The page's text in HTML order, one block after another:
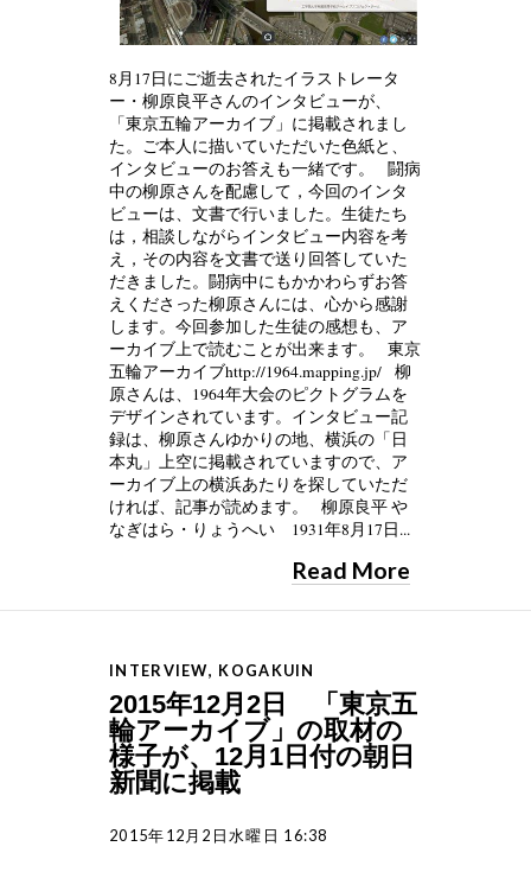
8月17日にご逝去されたイラストレータ
ー・柳原良平さんのインタビューが、
「東京五輪アーカイブ」に掲載されまし
た。ご本人に描いていただいた色紙と、
インタビューのお答えも一緒です。 闘病
中の柳原さんを配慮して，今回のインタ
ビューは、文書で行いました。生徒たち
は，相談しながらインタビュー内容を考
え，その内容を文書で送り回答していた
だきました。闘病中にもかかわらずお答
えくださった柳原さんには、心から感謝
します。今回参加した生徒の感想も、ア
ーカイブ上で読むことが出来ます。 東京
五輪アーカイブhttp://1964.mapping.jp/ 柳
原さんは、1964年大会のピクトグラムを
デザインされています。インタビュー記
録は、柳原さんゆかりの地、横浜の「日
本丸」上空に掲載されていますので、ア
ーカイブ上の横浜あたりを探していただ
ければ、記事が読めます。 柳原良平 や
なぎはら・りょうへい 1931年8月17日...
Read More
INTERVIEW, KOGAKUIN
2015年12月2日 「東京五
輪アーカイブ」の取材の
様子が、12月1日付の朝日
新聞に掲載
2015年12月2日水曜日 16:38